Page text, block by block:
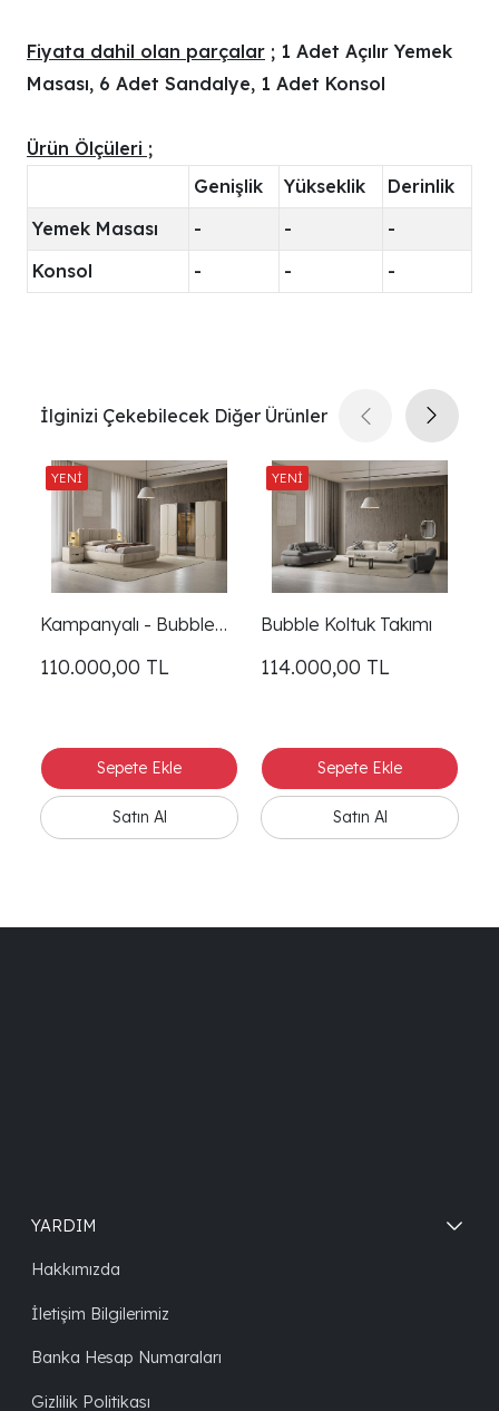
Fiyata dahil olan parçalar ; 1 Adet Açılır Yemek
Masası, 6 Adet Sandalye, 1 Adet Konsol
Ürün Ölçüleri ;
Genişlik
Yükseklik
Derinlik
Yemek Masası
- -
-
Konsol
- - -
İlginizi Çekebilecek Diğer Ürünler
Kampanyalı - Bubble
110.000,00 TL
Bubble Koltuk Takımı
114.000,00 TL
YARDIM
Hakkımızda
İletişim Bilgilerimiz
Banka Hesap Numaraları
Gizlilik Politikası